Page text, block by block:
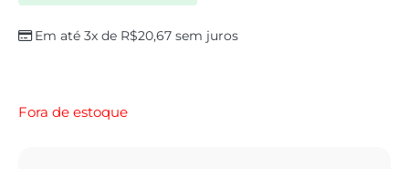
Em até 3x de R$20,67 sem juros
Fora de estoque